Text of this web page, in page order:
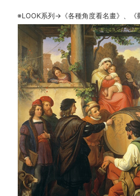
※LOOK系列→《各種角度看名畫》、《